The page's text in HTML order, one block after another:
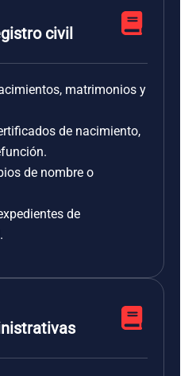
civil
matrimonios y
de nacimiento,
de nombre o
de